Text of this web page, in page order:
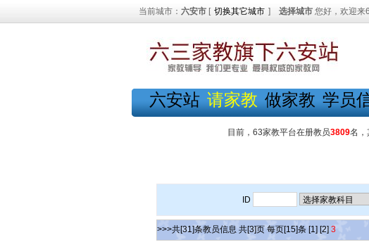
当前城市： 六安市 [ 切换其它城市 ] 选择城市 您好，欢迎来
六安站 请家教 做家教 学员
目前，63家教平台在册教员3809名，
ID
>>>共[31]条教员信息 共[3]页 每页[15]条 [1] [2] 3